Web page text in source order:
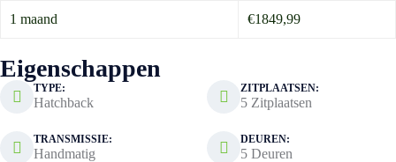
1 maand €1849,99
Eigenschappen
TYPE:
Hatchback
ZITPLAATSEN:
5 Zitplaatsen
TRANSMISSIE:
Handmatig
DEUREN:
5 Deuren